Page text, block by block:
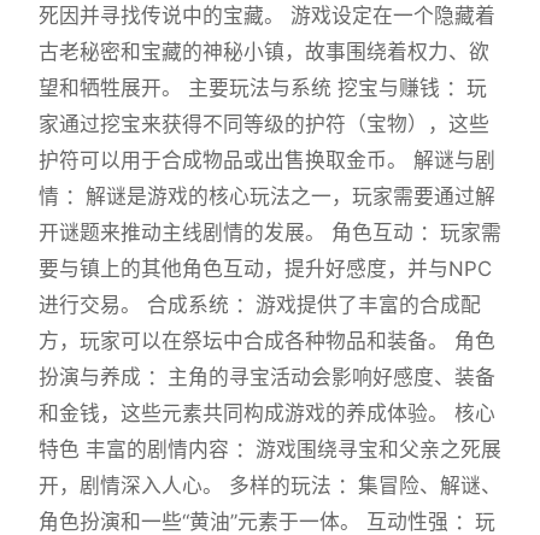
死因并寻找传说中的宝藏。 游戏设定在一个隐藏着
古老秘密和宝藏的神秘小镇，故事围绕着权力、欲
望和牺牲展开。 主要玩法与系统 挖宝与赚钱 ：玩
家通过挖宝来获得不同等级的护符（宝物），这些
护符可以用于合成物品或出售换取金币。 解谜与剧
情 ：解谜是游戏的核心玩法之一，玩家需要通过解
开谜题来推动主线剧情的发展。 角色互动 ：玩家需
要与镇上的其他角色互动，提升好感度，并与NPC
进行交易。 合成系统 ：游戏提供了丰富的合成配
方，玩家可以在祭坛中合成各种物品和装备。 角色
扮演与养成 ：主角的寻宝活动会影响好感度、装备
和金钱，这些元素共同构成游戏的养成体验。 核心
特色 丰富的剧情内容 ：游戏围绕寻宝和父亲之死展
开，剧情深入人心。 多样的玩法 ：集冒险、解谜、
角色扮演和一些“黄油”元素于一体。 互动性强 ：玩